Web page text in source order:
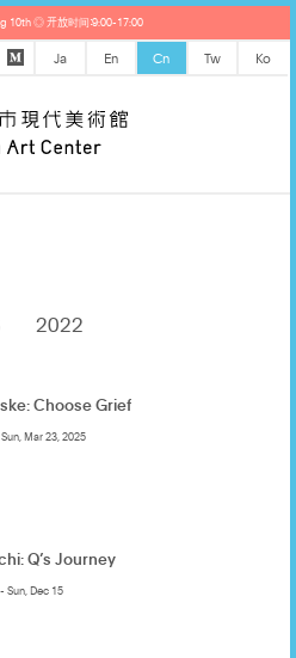
10th ◎ 开放时间：9:00-17:00
Ja En Cn Tw Ko
2022
Choose Grief
Mar 23, 2025
Q’s Journey
Sun, Dec 15